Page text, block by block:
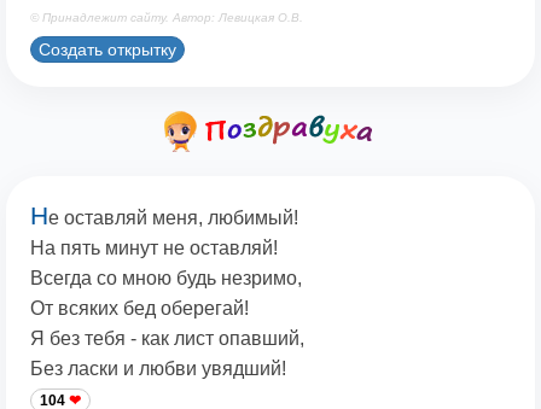
© Принадлежит сайту. Автор: Левицкая О.В.
Создать открытку
Не оставляй меня, любимый!
На пять минут не оставляй!
Всегда со мною будь незримо,
От всяких бед оберегай!
Я без тебя - как лист опавший,
Без ласки и любви увядший!
104